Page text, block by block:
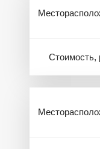
Стоимость,